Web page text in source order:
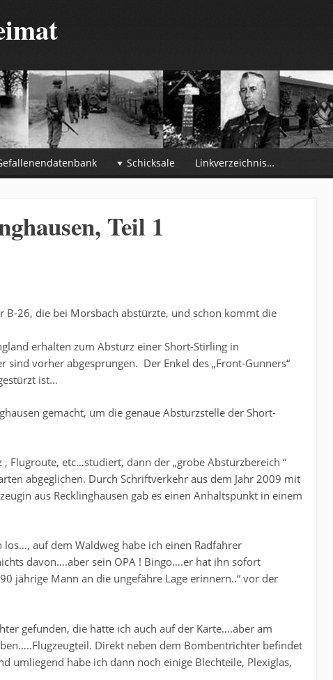
Schicksale Linkverzeichnis…
Teil 1
26, die bei Morsbach abstürzte, und schon kommt die
erhalten zum Absturz einer Short-Stirling in
vorher abgesprungen. Der Enkel des „Front-Gunners“
ist…
gemacht, um die genaue Absturzstelle der Short-
Flugroute, etc…studiert, dann der „grobe Absturzbereich “
abgeglichen. Durch Schriftverkehr aus dem Jahr 2009 mit
aus Recklinghausen gab es einen Anhaltspunkt in einem
auf dem Waldweg habe ich einen Radfahrer
davon….aber sein OPA ! Bingo….er hat ihn sofort
jährige Mann an die ungefähre Lage erinnern..“ vor der
gefunden, die hatte ich auch auf der Karte….aber am
Direkt neben dem Bombentrichter befindet
umliegend habe ich dann noch einige Blechteile, Plexiglas,